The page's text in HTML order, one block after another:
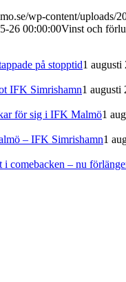
wp-content/uploads/
26 00:00:00Vinst och
på stopptid1 augusti
IFK Simrishamn1 augusti
för sig i IFK Malmö1
– IFK Simrishamn1
i comebacken – nu